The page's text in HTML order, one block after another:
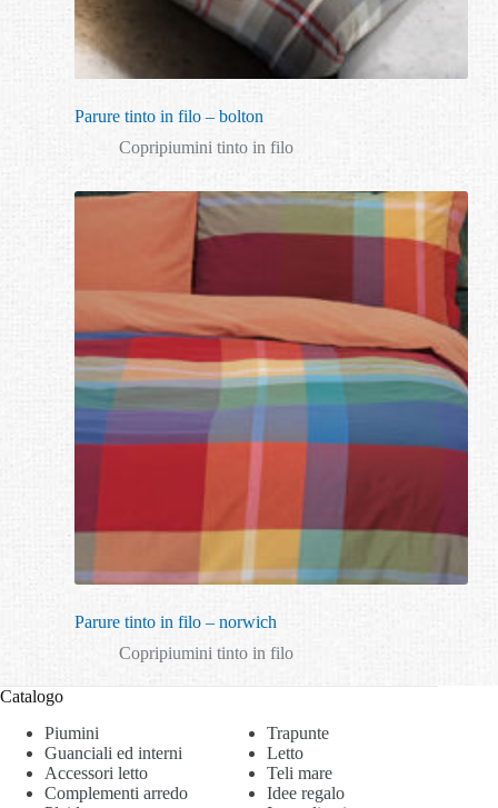
Parure tinto in filo – bolton
Copripiumini tinto in filo
Parure tinto in filo – norwich
Copripiumini tinto in filo
Catalogo
Piumini
Trapunte
Guanciali ed interni
Letto
Accessori letto
Teli mare
Complementi arredo
Idee regalo